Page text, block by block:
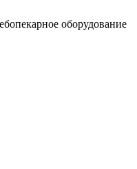
оборудование